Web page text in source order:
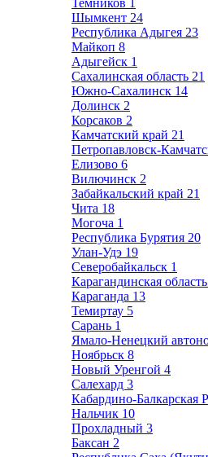
Темников 1
Шымкент 24
Республика Адыгея 23
Майкоп 8
Адыгейск 1
Сахалинская область 21
Южно-Сахалинск 14
Долинск 2
Корсаков 2
Камчатский край 21
Петропавловск-
Елизово 6
Вилючинск 2
Забайкальский край 21
Чита 18
Могоча 1
Республика Бурятия 20
Улан-Удэ 19
Северобайкальск 1
Карагандинская область
Караганда 13
Темиртау 5
Сарань 1
Ямало-Ненецкий
Ноябрьск 8
Новый Уренгой 4
Салехард 3
Кабардино-Балкарская
Нальчик 10
Прохладный 3
Баксан 2